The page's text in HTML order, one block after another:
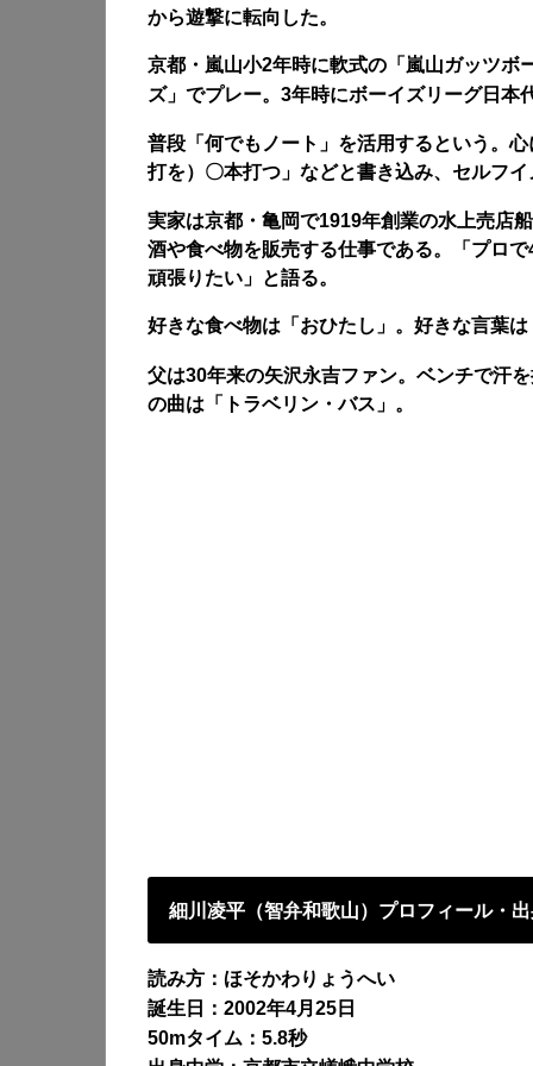
から遊撃に転向した。
京都・嵐山小2年時に軟式の「嵐山ガッツボ
ズ」でプレー。3年時にボーイズリーグ日
普段「何でもノート」を活用するという。
打を）〇本打つ」などと書き込み、セルフ
実家は京都・亀岡で1919年創業の水上売店
酒や食べ物を販売する仕事である。「プロ
頑張りたい」と語る。
好きな食べ物は「おひたし」。 好きな言葉
父は30年来の矢沢永吉ファン。ベンチで汗
の曲は「トラベリン・バス」。
細川凌平（智弁和歌山）プロフィール・
読み方：ほそかわりょうへい
誕生日：2002年4月25日
50mタイム：5.8秒